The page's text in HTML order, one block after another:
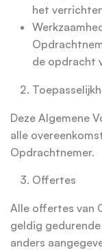
het
de opdracht
Deze Algemene
alle
Opdrachtnemer.
Offertes
Alle offertes van
geldig
anders